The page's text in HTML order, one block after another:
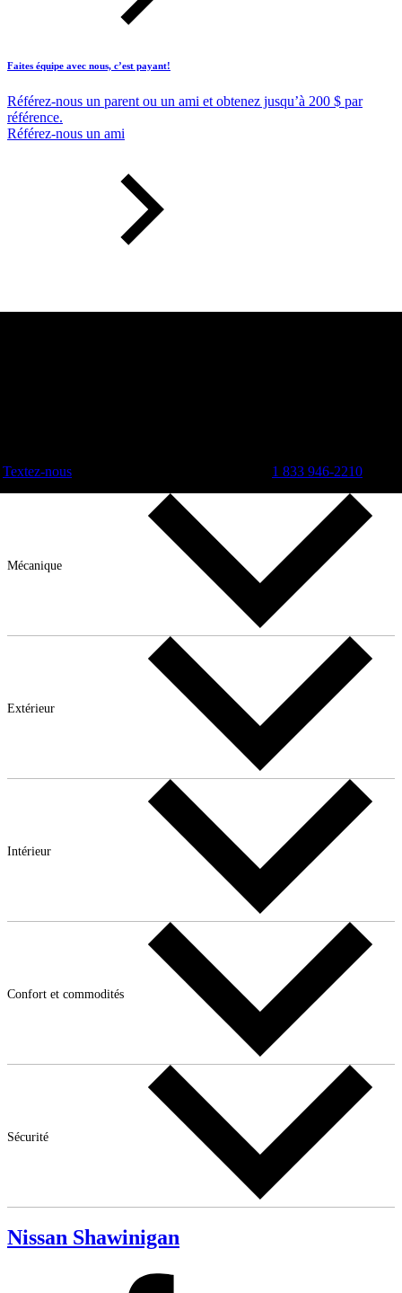
Faites équipe avec nous, c’est payant!
Référez-nous un parent ou un ami et obtenez jusqu’à 200 $ par
référence.
Référez-nous un ami
Textez-nous 1 833 946-2210
Mécanique
Extérieur
Intérieur
Confort et commodités
Sécurité
Nissan Shawinigan